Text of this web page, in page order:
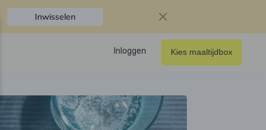
Inwisselen
Inloggen Kies maaltijdbox